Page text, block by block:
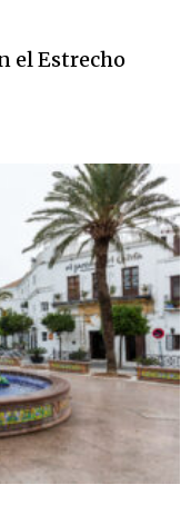
el Estrecho